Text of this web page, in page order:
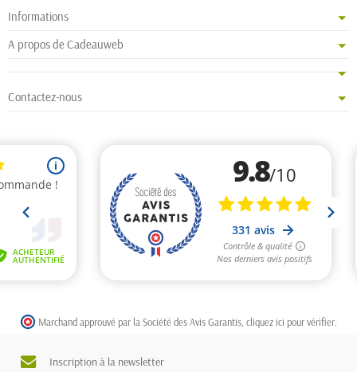
Informations
A propos de Cadeauweb
Contactez-nous
Marchand approuvé par la Société des Avis Garantis, cliquez ici pour vérifier
Inscription à la newsletter